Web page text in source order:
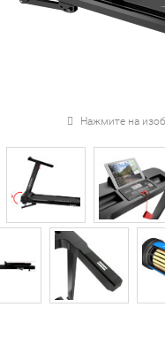
Нажмите на